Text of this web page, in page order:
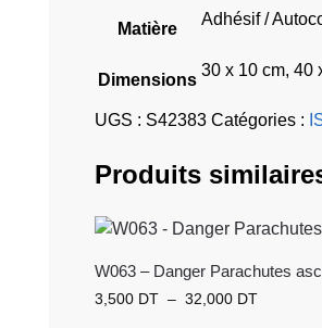
Matière
Adhésif /
Dimensions
30 x 10 cm, 40
UGS : S42383 Catégories :
Produits
W063 – Danger Parachutes
3,500 DT – 32,000 DT